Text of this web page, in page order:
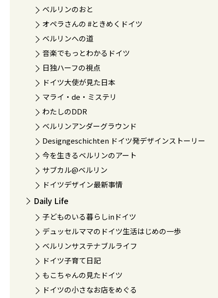
ベルリンのおと
オペラさんの #ときめくドイツ
ベルリンへの道
音楽でもっとわかるドイツ
日独ハーフの視点
ドイツ大使が見た日本
マライ・de・ミステリ
わたしのDDR
ベルリンアンダーグラウンド
Designgeschichten ドイツ発デザインストーリー
今を生きるベルリンのアート
サブカル@ベルリン
ドイツデザイン最新事情
Daily Life
子どものいる暮らしinドイツ
デュッセルママのドイツ生活はじめの一歩
ベルリンサステナブルライフ
ドイツ子育て日記
もこちゃんの見たドイツ
ドイツの小さなお店をめぐる